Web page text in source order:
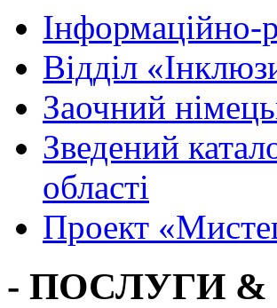
Інформаційно-
Вiддiл
Заочний
Зведений
області
Проект
- ПОСЛУГИ &